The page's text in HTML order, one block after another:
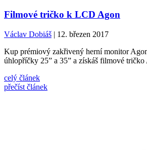
Filmové tričko k LCD Agon
Václav Dobiáš | 12. březen 2017
Kup prémiový zakřivený herní monitor
úhlopříčky 25” a 35” a získáš filmové tričko
celý článek
přečíst článek